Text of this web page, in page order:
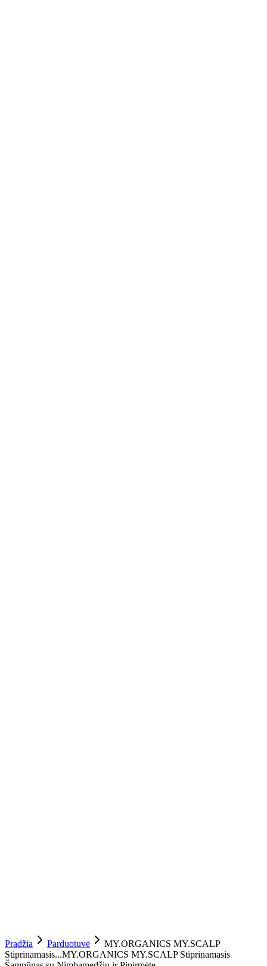
Pradžia Parduotuvė
MY.ORGANICS MY.SCALP
Stiprinamasis...MY.ORGANICS MY.SCALP Stiprinamasis